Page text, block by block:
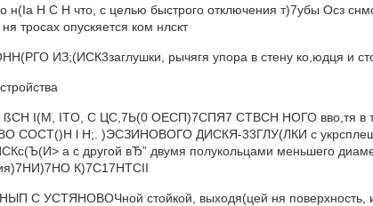
н(Ia H C H что, с целью быстрого отключения т)7убы Осз
тросах опускяется ком нлскт
ИЗ;(ИСК3заглушки, рычягя упора в стену ко,юдця и
I(М, ITO, С ЦС,7Ь(0 ОЕСП)7СПЯ7 СТВСН НОГО вво,тя в
ВО COCT()H l H;. )ЭСЗИНОВОГО ДИСКЯ-33ГЛУ(ЛКИ с
а с другой вЂ” двумя полукольцами меньшего
К)7С17HTCII
С УСТЯНОВОЧной стойкой, выходя(цей ня поверхность,